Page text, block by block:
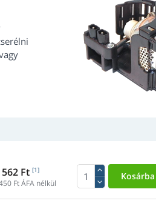
Ft [1]
Ft ÁFA nélkül